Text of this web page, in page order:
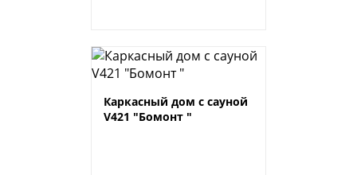
Каркасный дом с сауной
V421 "Бомонт "